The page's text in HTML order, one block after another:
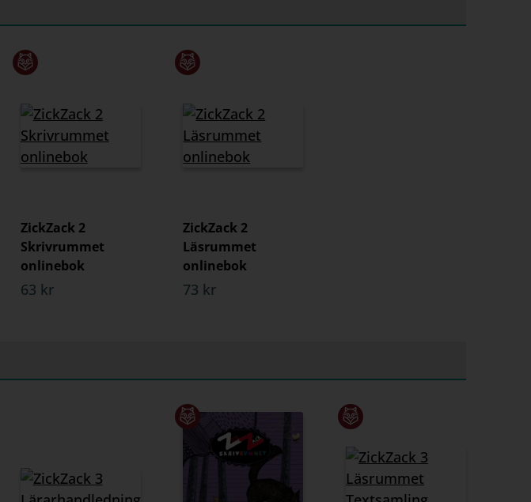
ZickZack 2
Skrivrummet
onlinebok
63 kr
ZickZack 2
Läsrummet
onlinebok
73 kr